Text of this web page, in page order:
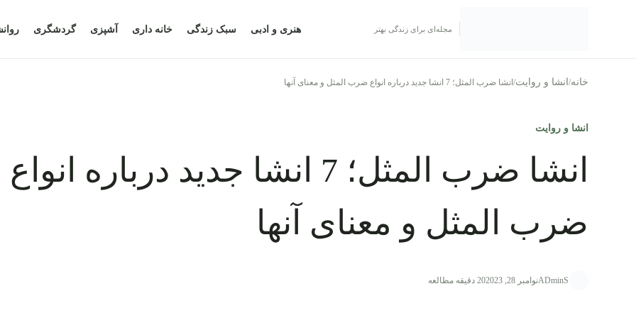
مجله‌ای برای زندگی بهتر هنری و ادبی سبک زندگی خانه داری آشپزی گردشگری
خانه/ انشا و روایت/انشا ضرب المثل؛ 7 انشا جدید درباره انواع ضرب المثل و معنای آنها
انشا و روایت
انشا ضرب المثل؛ 7 انشا جدید درباره انواع
ضرب المثل و معنای آنها
ADminSنوامبر 28, 2023 20 دقیقه مطالعه